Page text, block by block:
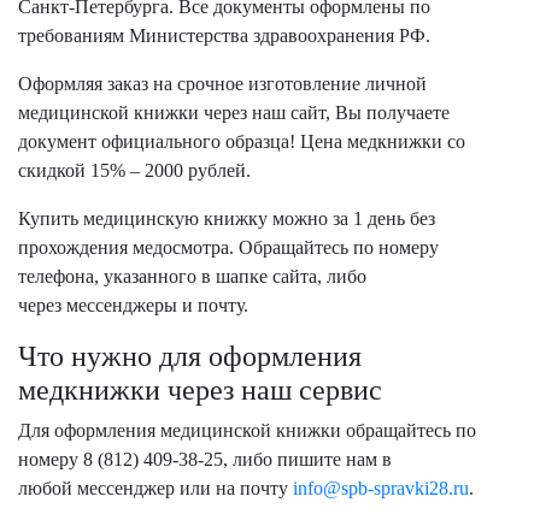
Санкт-Петербурга. Все документы оформлены по
требованиям Министерства здравоохранения РФ.
Оформляя заказ на срочное изготовление личной
медицинской книжки через наш сайт, Вы получаете
документ официального образца! Цена медкнижки со
скидкой 15% – 2000 рублей.
Купить медицинскую книжку можно за 1 день без
прохождения медосмотра. Обращайтесь по номеру
телефона, указанного в шапке сайта, либо
через мессенджеры и почту.
Что нужно для оформления
медкнижки через наш сервис
Для оформления медицинской книжки обращайтесь по
номеру 8 (812) 409-38-25, либо пишите нам в
любой мессенджер или на почту info@spb-spravki28.ru.